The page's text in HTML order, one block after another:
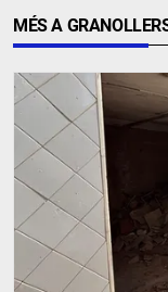
MÉS A